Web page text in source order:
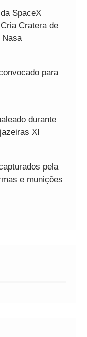
SpaceX
Cratera de
Nasa
para
durante
XI
pela
e munições